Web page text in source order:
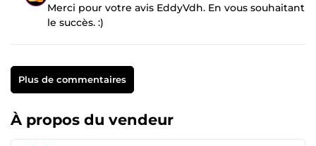
Merci pour votre avis EddyVdh. En vous souhaitant
le succès. :)
Plus de commentaires
À propos du vendeur